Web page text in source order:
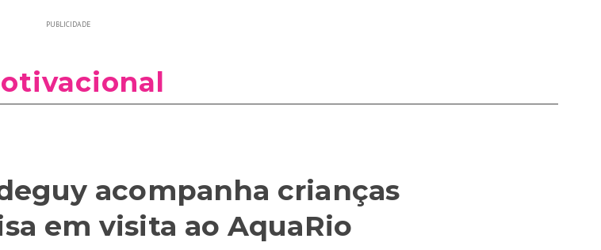
PUBLICIDADE
acompanha crianças
em visita ao AquaRio